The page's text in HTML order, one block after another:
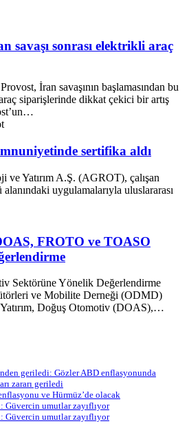
savaşı sonrası elektrikli araç
İran savaşının başlamasından bu
siparişlerinde dikkat çekici bir artış
sertifika aldı
ve Yatırım A.Ş. (AGROT), çalışan
uygulamalarıyla uluslararası
FROTO ve TOASO
Sektörüne Yönelik Değerlendirme
ve Mobilite Derneği (ODMD)
Doğuş Otomotiv (DOAS),…
geriledi: Gözler ABD enflasyonunda
zararı geriledi
ve Hürmüz’de olacak
Güvercin umutlar zayıflıyor
Güvercin umutlar zayıflıyor